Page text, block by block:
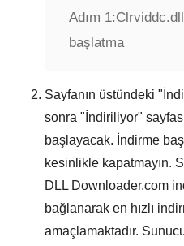
Adım 1:
başlatma
Sayfanın üstündeki "
sonra " İndiriliyor"
başlayacak. İndirme
kesinlikle kapatmayın.
DLL Downloader.com
bağlanarak en hızlı
amaçlamaktadır.